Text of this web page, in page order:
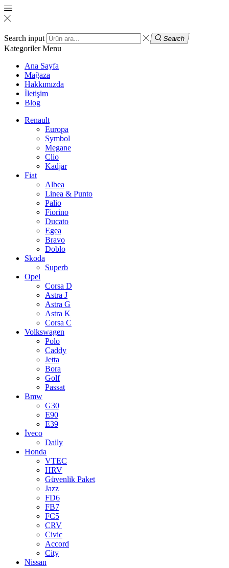
Search input Search
KategorilerMenu
Ana Sayfa
Mağaza
Hakkımızda
İletişim
Blog
Renault
Europa
Symbol
Megane
Clio
Kadjar
Fiat
Albea
Linea & Punto
Palio
Fiorino
Ducato
Egea
Bravo
Doblo
Skoda
Superb
Opel
Corsa D
Astra J
Astra G
Astra K
Corsa C
Volkswagen
Polo
Caddy
Jetta
Bora
Golf
Passat
Bmw
G30
E90
E39
İveco
Daily
Honda
VTEC
HRV
Güvenlik Paket
Jazz
FD6
FB7
FC5
CRV
Civic
Accord
City
Nissan